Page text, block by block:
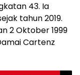
43. Ia
tahun 2019.
2 Oktober 1999
Cartenz